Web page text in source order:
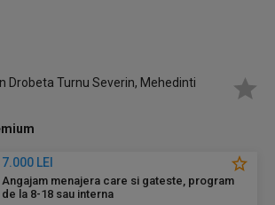
Drobeta Turnu Severin, Mehedinti
7.000 LEI
Angajam menajera care si gateste, program
de la 8-18 sau interna